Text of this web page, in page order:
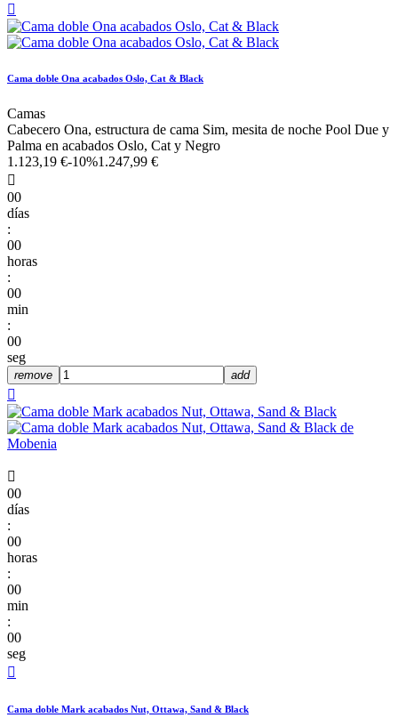

Cama doble Ona acabados Oslo, Cat & Black
Camas
Cabecero Ona, estructura de cama Sim, mesita de noche Pool Due y
Palma en acabados Oslo, Cat y Negro
1.123,19 €-10%1.247,99 €

00
días
:
00
horas
:
00
min
:
00
seg
remove add


00
días
:
00
horas
:
00
min
:
00
seg

Cama doble Mark acabados Nut, Ottawa, Sand & Black